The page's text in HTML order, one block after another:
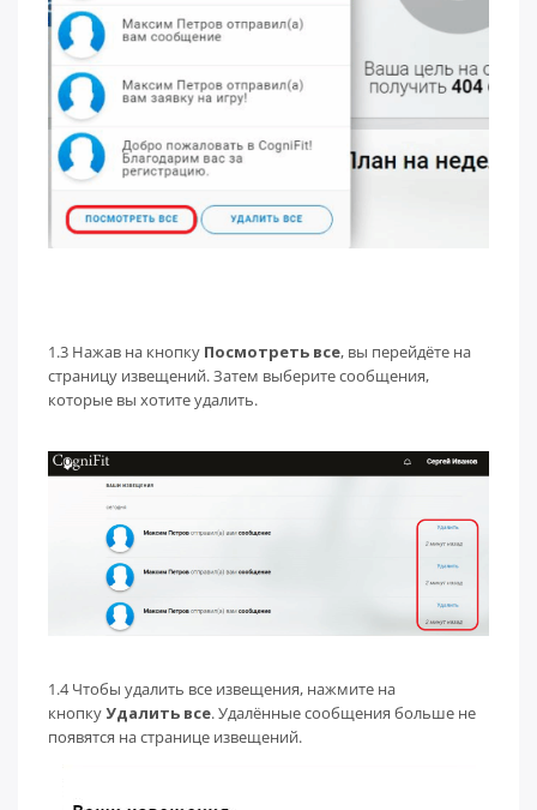
1.3 Нажав на кнопку Посмотреть все, вы перейдёте на
страницу извещений. Затем выберите сообщения,
которые вы хотите удалить.
1.4 Чтобы удалить все извещения, нажмите на
кнопкуУдалить все. Удалённые сообщения больше не
появятся на странице извещений.